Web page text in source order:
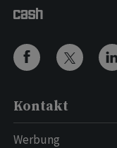
Kontakt
Werbung